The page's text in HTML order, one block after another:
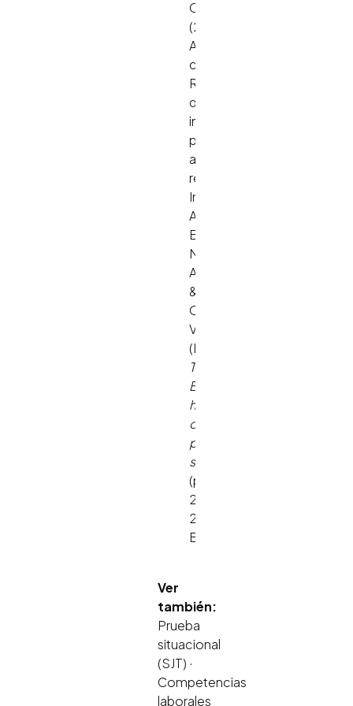
C.
(2005).
Assessment
centers:
Recent
developments
in
practice
and
research.
In
A.
Evers,
N.
Anderson,
&
O.
Voskuijl
(Eds.),
The
Blackwell
handbook
of
personnel
selection
(pp.
243-
264).
Blackwell.
Ver
también:
Prueba
situacional
(SJT) ·
Competencias
laborales